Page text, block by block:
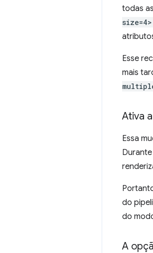
todas
size=4>
Esse
mais
Ativa
Essa
do
do
A